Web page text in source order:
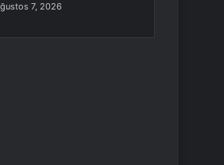
7, 2026